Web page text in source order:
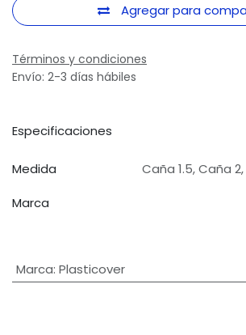
Agregar para
Términos y condiciones
Envío: 2-3 días hábiles
Especificaciones
Medida Caña 1.5,Caña 2,
Marca
Marca: Plasticover